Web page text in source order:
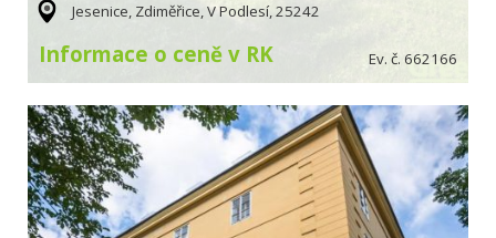
Jesenice, Zdiměřice, V Podlesí, 25242
Informace o ceně v RK Ev. č. 662166